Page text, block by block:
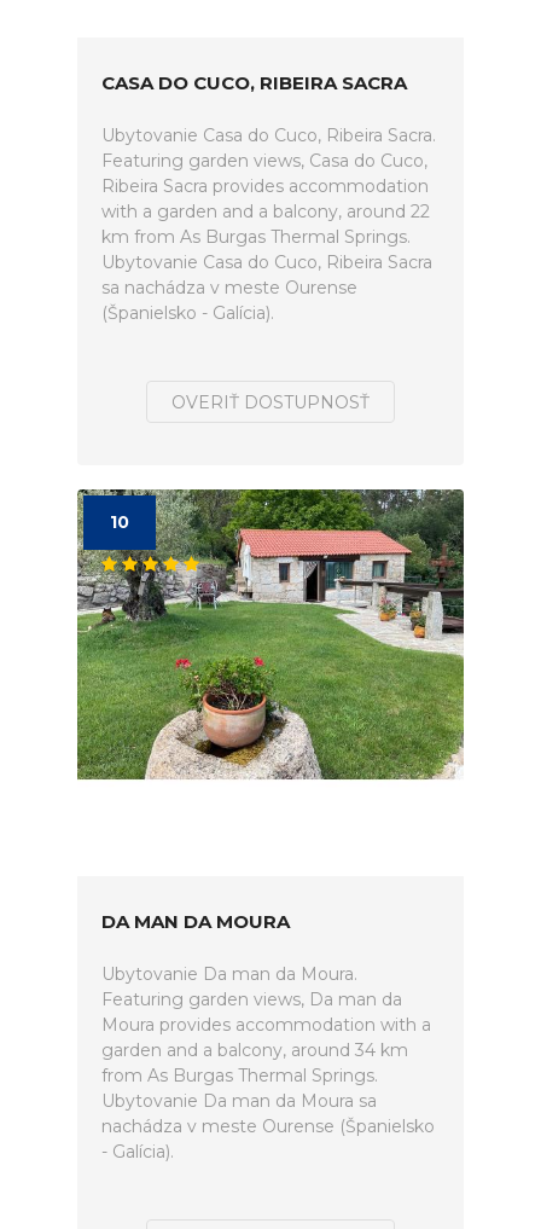
CASA DO CUCO, RIBEIRA SACRA
Ubytovanie Casa do Cuco, Ribeira Sacra.
Featuring garden views, Casa do Cuco,
Ribeira Sacra provides accommodation
with a garden and a balcony, around 22
km from As Burgas Thermal Springs.
Ubytovanie Casa do Cuco, Ribeira Sacra
sa nachádza v meste Ourense
(Španielsko - Galícia).
OVERIŤ DOSTUPNOSŤ
10
DA MAN DA MOURA
Ubytovanie Da man da Moura.
Featuring garden views, Da man da
Moura provides accommodation with a
garden and a balcony, around 34 km
from As Burgas Thermal Springs.
Ubytovanie Da man da Moura sa
nachádza v meste Ourense (Španielsko
- Galícia).